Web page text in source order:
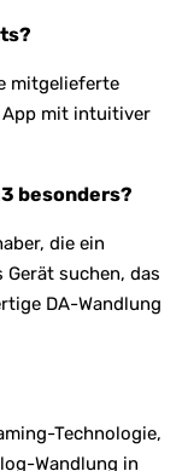
mitgelieferte
App mit intuitiver
besonders?
die ein
suchen, das
DA-Wandlung
Technologie,
Wandlung in